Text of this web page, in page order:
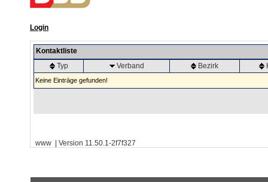
Login
Kontaktliste
Typ
Verband Bezirk
Keine Einträge gefunden!
www | Version 11.50.1-2f7f327